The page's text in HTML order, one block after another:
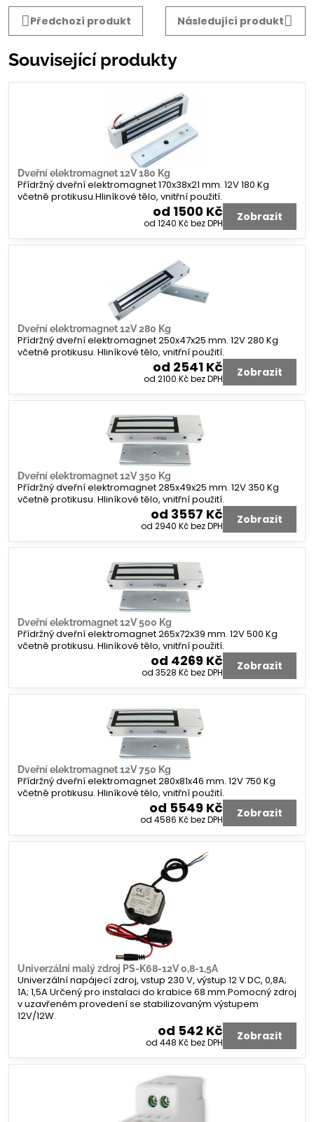
Předchozí produkt
Následující produkt
Související produkty
Dveřní elektromagnet 12V 180 Kg
Přídržný dveřní elektromagnet 170x38x21 mm. 12V 180 Kg
včetně protikusu.Hliníkové tělo, vnitřní použití.
od 1500 Kč
od 1240 Kčbez DPH Zobrazit
Dveřní elektromagnet 12V 280 Kg
Přídržný dveřní elektromagnet 250x47x25 mm. 12V 280 Kg
včetně protikusu. Hliníkové tělo, vnitřní použití.
od 2541 Kč
od 2100 Kčbez DPH Zobrazit
Dveřní elektromagnet 12V 350 Kg
Přídržný dveřní elektromagnet 285x49x25 mm. 12V 350 Kg
včetně protikusu. Hliníkové tělo, vnitřní použití.
od 3557 Kč
od 2940 Kčbez DPH Zobrazit
Dveřní elektromagnet 12V 500 Kg
Přídržný dveřní elektromagnet 265x72x39 mm. 12V 500 Kg
včetně protikusu. Hliníkové tělo, vnitřní použití.
od 4269 Kč
od 3528 Kčbez DPH Zobrazit
Dveřní elektromagnet 12V 750 Kg
Přídržný dveřní elektromagnet 280x81x46 mm. 12V 750 Kg
včetně protikusu. Hliníkové tělo, vnitřní použití.
od 5549 Kč
od 4586 Kčbez DPH Zobrazit
Univerzální malý zdroj PS-K68-12V 0,8-1,5A
Univerzální napájecí zdroj, vstup 230 V, výstup 12 V DC, 0,8A;
1A; 1,5A Určený pro instalaci do krabice 68 mm.Pomocný zdroj
v uzavřeném provedení se stabilizovaným výstupem
12V/12W.
od 542 Kč
od 448 Kčbez DPH Zobrazit